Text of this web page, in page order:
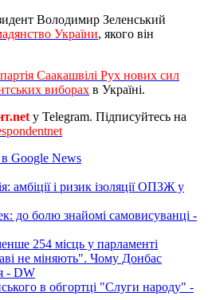
Володимир Зеленський
України, якого він
партія Саакашвілі Рух нових сил
виборах в Україні.
у Telegram. Підписуйтесь на
Google News
амбіції і ризик ізоляції ОПЗЖ у
до болю знайомі самовисуванці -
254 місць у парламенті
не міняють". Чому Донбас
- DW
в обгортці "Слуги народу" -